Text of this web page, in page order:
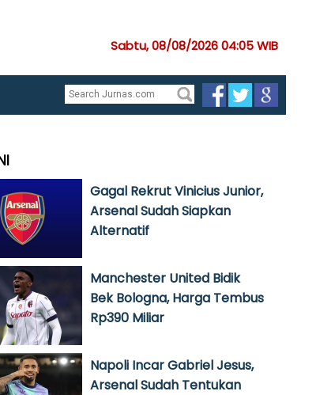
Sabtu, 08/08/2026 04:05 WIB
Gagal Rekrut Vinicius Junior,
Arsenal Sudah Siapkan
Alternatif
Manchester United Bidik
Bek Bologna, Harga Tembus
Rp390 Miliar
Napoli Incar Gabriel Jesus,
Arsenal Sudah Tentukan